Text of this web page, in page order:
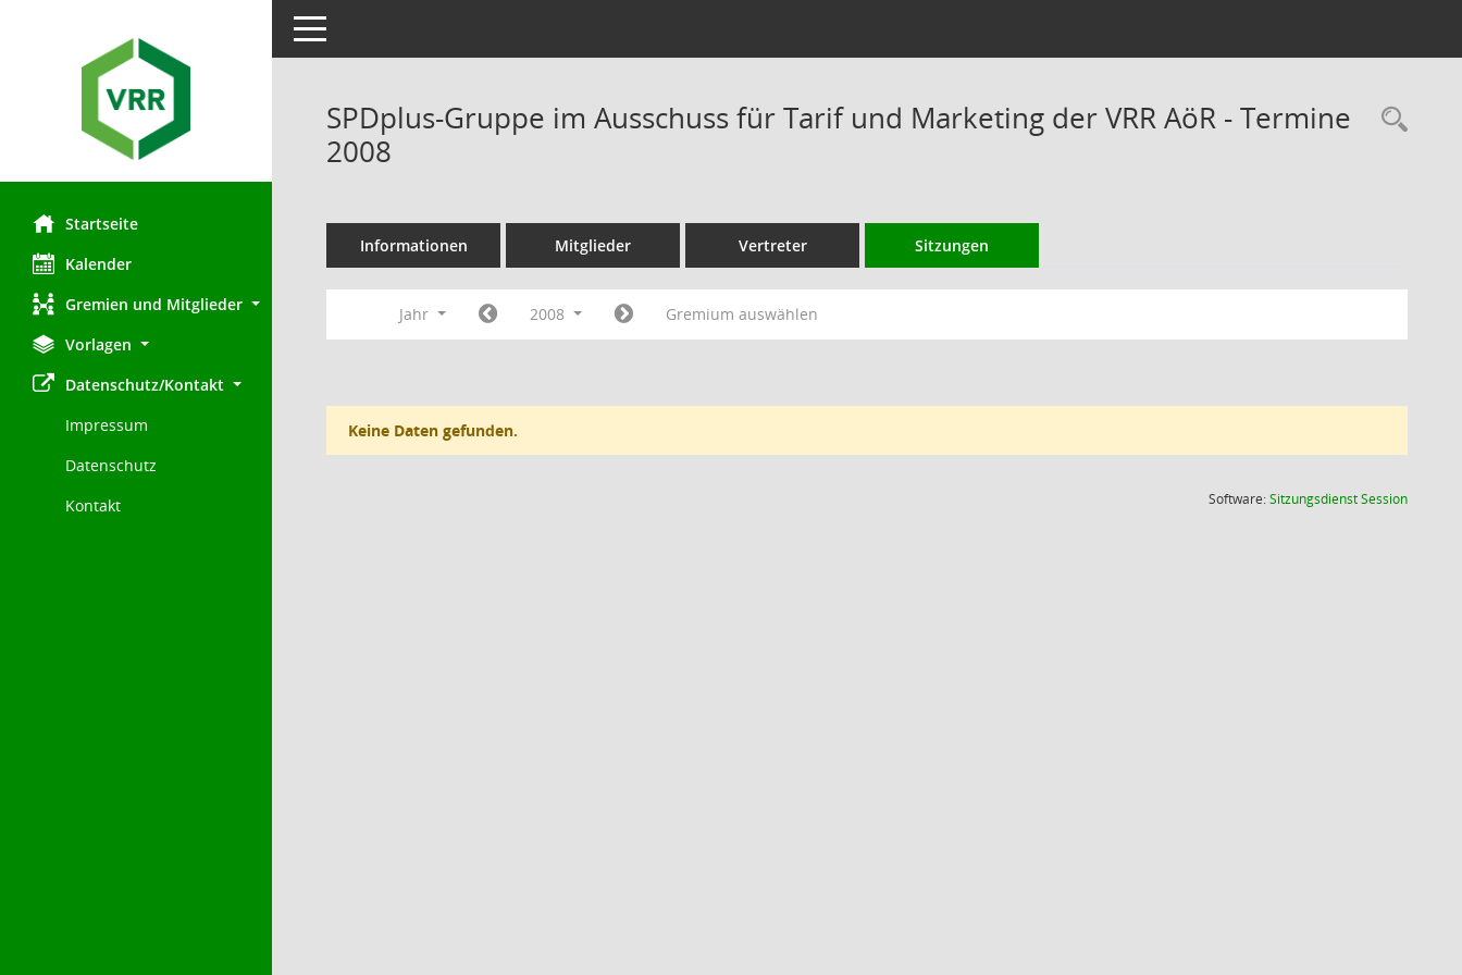
Startseite
Kalender
Gremien und Mitglieder
Vorlagen
Datenschutz/Kontakt
Impressum
Datenschutz
Kontakt
Toggle navigation
SPDplus-Gruppe im Ausschuss für Tarif und Marketing der VRR AöR - Termine
2008
Informationen Mitglieder Vertreter Sitzungen
Jahr 2008 Gremium auswählen
Keine Daten gefunden.
Software:SitzungsdienstSession(Wird in